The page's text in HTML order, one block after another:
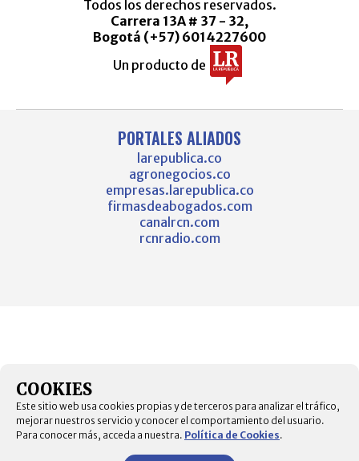
Todos los derechos reservados.
Carrera 13A # 37 - 32,
Bogotá (+57) 6014227600
Un producto de
PORTALES ALIADOS
larepublica.co
agronegocios.co
empresas.larepublica.co
firmasdeabogados.com
canalrcn.com
rcnradio.com
COOKIES
Este sitio web usa cookies propias y de terceros para analizar el tráfico,
mejorar nuestros servicio y conocer el comportamiento del usuario.
Para conocer más, acceda a nuestra. Política de Cookies.